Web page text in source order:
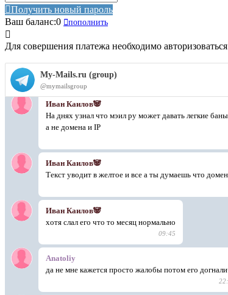
Получить новый пароль
Ваш баланс:0 пополнить
Для совершения платежа необходимо авторизоваться